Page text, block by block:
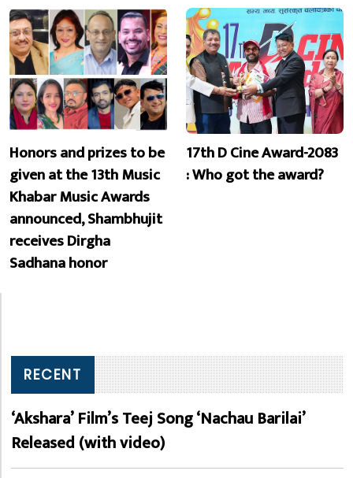
Honors and prizes to be
given at the 13th Music
Khabar Music Awards
announced, Shambhujit
receives Dirgha
Sadhana honor
17th D Cine Award-2083
: Who got the award?
RECENT
‘Akshara’ Film’s Teej Song ‘Nachau Barilai’
Released (with video)